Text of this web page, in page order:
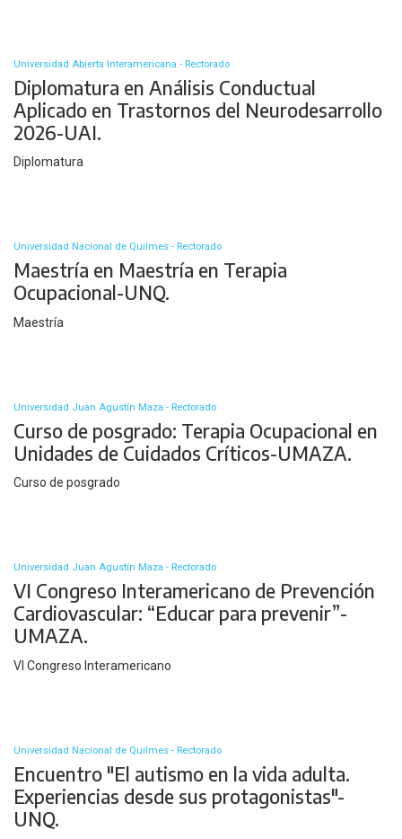
Universidad Abierta Interamericana - Rectorado
Diplomatura en Análisis Conductual
Aplicado en Trastornos del Neurodesarrollo
2026-UAI.
Diplomatura
Universidad Nacional de Quilmes - Rectorado
Maestría en Maestría en Terapia
Ocupacional-UNQ.
Maestría
Universidad Juan Agustín Maza - Rectorado
Curso de posgrado: Terapia Ocupacional en
Unidades de Cuidados Críticos-UMAZA.
Curso de posgrado
Universidad Juan Agustín Maza - Rectorado
VI Congreso Interamericano de Prevención
Cardiovascular: “Educar para prevenir”-
UMAZA.
VI Congreso Interamericano
Universidad Nacional de Quilmes - Rectorado
Encuentro "El autismo en la vida adulta.
Experiencias desde sus protagonistas"-
UNQ.